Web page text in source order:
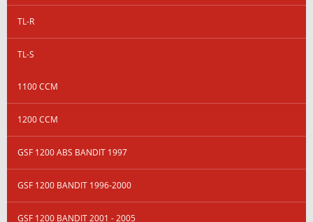
TL-R
TL-S
1100 CCM
1200 CCM
GSF 1200 ABS BANDIT 1997
GSF 1200 BANDIT 1996-2000
GSF 1200 BANDIT 2001 - 2005